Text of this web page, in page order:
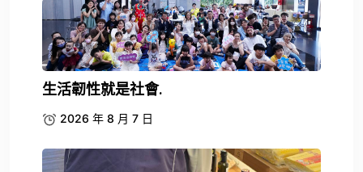
生活韌性就是社會.
2026 年 8 月 7 日